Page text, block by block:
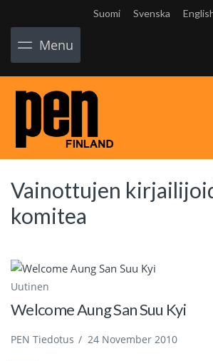
Suomi Svenska
Menu
Vainottujen
komitea
Uutinen
Welcome Aung San Suu Kyi
PEN Tiedotus / 24 November 2010